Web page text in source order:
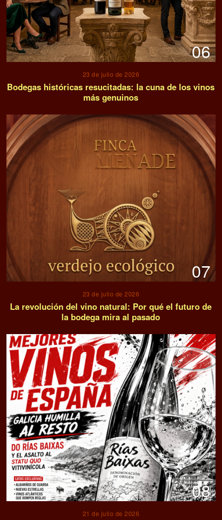
06
23 de julio de 2026
Bodegas históricas resucitadas: la cuna de los vinos
más genuinos
07
23 de julio de 2026
La revolución del vino natural: Por qué el futuro de
la bodega mira al pasado
08
21 de julio de 2026